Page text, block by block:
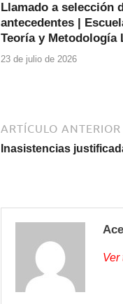
o
o
k
p
p
Llamado a selección
antecedentes |
Teoría y Metodología
23 de julio de 2026
ARTÍCULO ANTERIOR
Inasistencias
Ver